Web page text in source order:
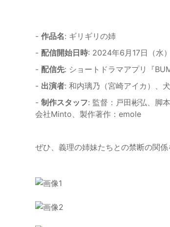
- 作品名: ギリギリの姉
- 配信開始日時: 2024年6月17日（水
- 配信先: ショートドラマアプリ『
- 出演者: 和内璃乃（宮崎アイカ）、
- 制作スタッフ: 監督：戸田彬弘、脚
会社Minto、製作著作：emole
ぜひ、義理の姉妹たちとの禁断の関